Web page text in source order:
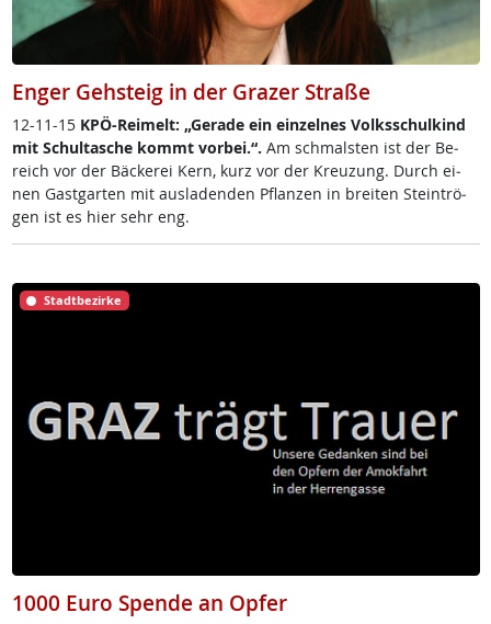
Enger Gehsteig in der Grazer Straße
12-11-15 KPÖ-Rei­melt: „Ge­ra­de ein ein­zel­nes Volks­schul­kind
mit Schul­ta­sche kommt vor­bei.“. Am sch­mals­ten ist der Be­
reich vor der Bä­cke­rei Kern, kurz vor der Kreu­zung. Durch ei­
nen Gast­gar­ten mit aus­la­den­den Pflan­zen in brei­ten Stein­trö­
gen ist es hier sehr eng.
Stadtbezirke
1000 Euro Spende an Opfer